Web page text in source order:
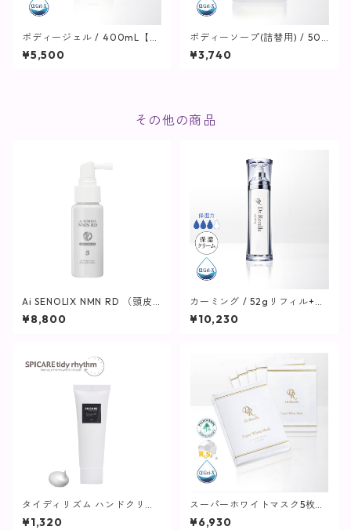
ボディージェル / 400mL【保
湿ジェル】
¥5,500
ボディーソープ(詰替用) / 500
mL【ヘア・ボディ】
¥3,740
その他の商品
Ai SENOLIX NMN RD （頭皮
用エッセンス）
¥8,800
カーミング / 52gリフィル+専
用ボトル【保湿クリーム】
¥10,230
タイディリズム ハンドクリー
ム / 75ml【SPICARE】
¥1,320
スーパーホワイトマスク5枚入
【マスクパック】
¥6,930